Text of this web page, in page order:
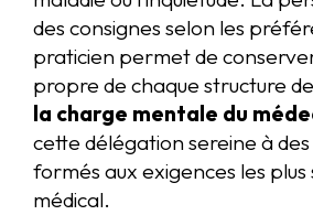
des consignes selon les
praticien permet de
propre de chaque structure
la charge mentale du
cette délégation sereine à
formés aux exigences les plus
médical.